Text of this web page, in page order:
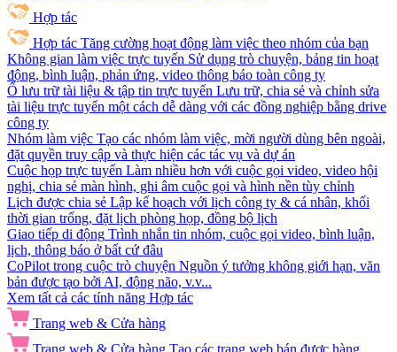
Hợp tác
Hợp tác Tăng cường hoạt động làm việc theo nhóm của bạn
Không gian làm việc trực tuyến Sử dụng trò chuyện, bảng tin hoạt
động, bình luận, phản ứng, video thông báo toàn công ty
Ổ lưu trữ tài liệu & tập tin trực tuyến Lưu trữ, chia sẻ và chỉnh sửa
tài liệu trực tuyến một cách dễ dàng với các đồng nghiệp bằng drive
công ty
Nhóm làm việc Tạo các nhóm làm việc, mời người dùng bên ngoài,
đặt quyền truy cập và thực hiện các tác vụ và dự án
Cuộc họp trực tuyến Làm nhiều hơn với cuộc gọi video, video hội
nghị, chia sẻ màn hình, ghi âm cuộc gọi và hình nền tùy chỉnh
Lịch được chia sẻ Lập kế hoạch với lịch công ty & cá nhân, khối
thời gian trống, đặt lịch phòng họp, đồng bộ lịch
Giao tiếp di động Trình nhắn tin nhóm, cuộc gọi video, bình luận,
lịch, thông báo ở bất cứ đâu
CoPilot trong cuộc trò chuyện Nguồn ý tưởng không giới hạn, văn
bản được tạo bởi AI, động não, v.v...
Xem tất cả các tính năng Hợp tác
Trang web & Cửa hàng
Trang web & Cửa hàng Tạo các trang web bán được hàng